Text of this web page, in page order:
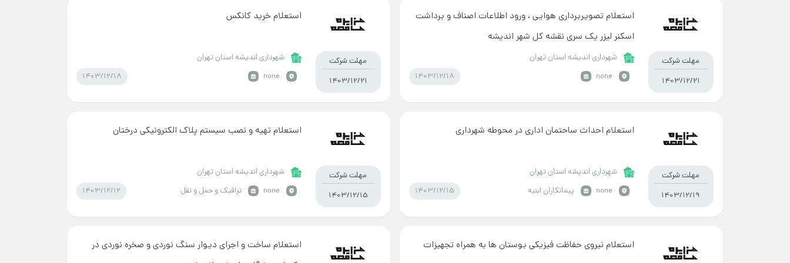
مهلت شرکت
1403/12/21
استعلام تصویربرداری هوایی ، ورود اطلاعات اصناف و برداشت
اسکنر لیزر یک سری نقشه کل شهر اندیشه
شهرداری اندیشه استان تهران
1403/12/18
مهلت شرکت
1403/12/21
استعلام خرید کانکس
شهرداری اندیشه استان تهران
1403/12/18
مهلت شرکت
1403/12/19
استعلام احداث ساحتمان اداری در محوطه شهرداری
شهرداری اندیشه استان تهران
پیمانکاران ابنیه 1403/12/15
مهلت شرکت
1403/12/15
استعلام تهیه و نصب سیستم پلاک الکترونیکی درختان
شهرداری اندیشه استان تهران
ترافیک و حمل و نقل 1403/12/12
استعلام نیروی حفاظت فیزیکی بوستان ها به همراه تجهیزات
استعلام ساخت و اجرای دیوار سنگ نوردی و صخره نوردی در